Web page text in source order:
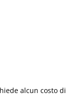
alcun costo di